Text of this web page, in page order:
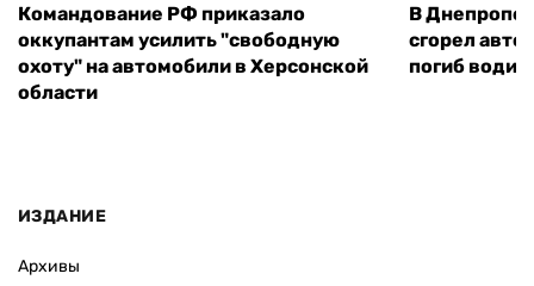
Командование РФ приказало
оккупантам усилить "свободную
охоту" на автомобили в Херсонской
области
В
сгорел
погиб
ИЗДАНИЕ
Архивы